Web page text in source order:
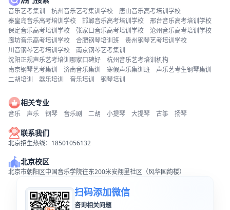
音乐艺考集训 杭州音乐艺考集训学校
唐山音乐高考培训学校
秦皇岛音乐高考培训学校
邯郸音乐高考培训学校
邢台音乐高考培训学校
保定音乐高考培训学校
张家口音乐高考培训学校
沧州音乐高考培训学校
廊坊音乐高考培训学校
合肥钢琴培训班
贵州钢琴艺考培训学校
川音钢琴艺考培训学校
南京钢琴艺考集训
沈阳正规声乐艺考培训哪家口碑好
杭州音乐艺考培训机构
南京钢琴艺考集训
济南音乐集训 寒假声乐集训班
声乐艺考生钢琴集训
二胡培训
器乐培训 音乐培训 钢琴培训
相关专业
音乐 声乐 钢琴 音乐剧 二胡 小提琴 大提琴 古筝 扬琴
联系我们
北京招生热线：18501056132
北京校区
北京市朝阳区中国音乐学院往东200米安翔里社区（风华国韵楼）
扫码添加微信
咨询相关问题